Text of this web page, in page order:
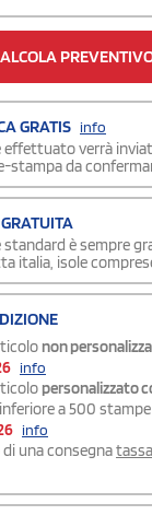
GRATIS info
effettuato verrà
stampa da
standard è sempre
italia, isole
non
info
personalizzato
a 500
info
una consegna